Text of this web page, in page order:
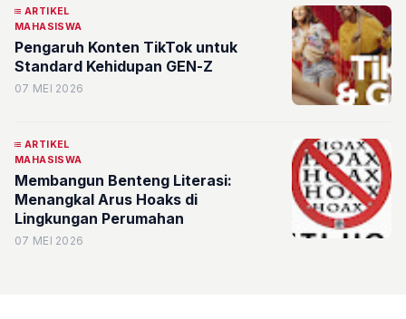
ARTIKEL
MAHASISWA
Pengaruh Konten TikTok untuk
Standard Kehidupan GEN-Z
07 MEI 2026
ARTIKEL
MAHASISWA
Membangun Benteng Literasi:
Menangkal Arus Hoaks di
Lingkungan Perumahan
07 MEI 2026